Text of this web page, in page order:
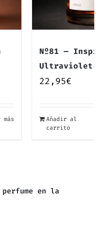
más
Nº81 —
Ultraviolet
22,95€
Añadir al
carrito
en la